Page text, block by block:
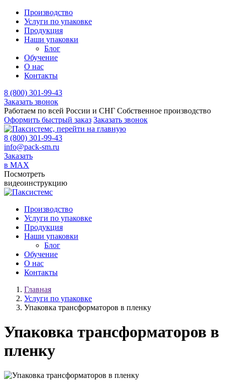
Производство
Услуги по упаковке
Продукция
Наши упаковки
Блог
Обучение
О нас
Контакты
8 (800) 301-99-43
Заказать звонок
Работаем по всей России и СНГ Собственное производство
Оформить быстрый заказ Заказать звонок
8 (800) 301-99-43
info@pack-sm.ru
Заказать
в MAX
Посмотреть
видеоинструкцию
Производство
Услуги по упаковке
Продукция
Наши упаковки
Блог
Обучение
О нас
Контакты
Главная
Услуги по упаковке
Упаковка трансформаторов в пленку
Упаковка трансформаторов в
пленку